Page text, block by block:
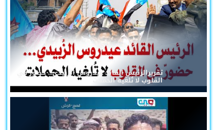
تقريرالرئيس القائد عيدروس الزُبيدي... حضورٌ في
القلوب لا تُلغيه الحملات